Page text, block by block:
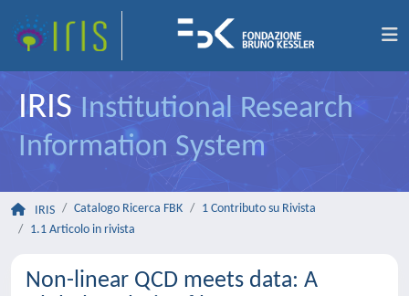
IRIS Institutional Research
Information System
IRIS Catalogo Ricerca FBK
1 Contributo su Rivista
1.1 Articolo in rivista
Non-linear QCD meets data: A